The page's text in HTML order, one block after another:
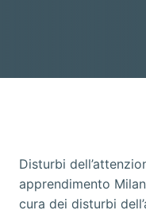
Disturbi
apprendimento
cura dei disturbi